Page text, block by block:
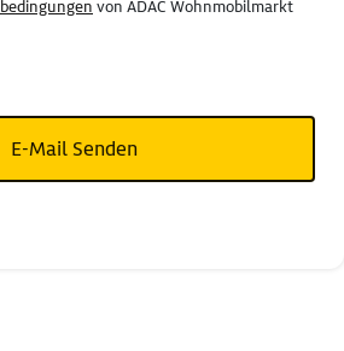
von ADAC Wohnmobilmarkt
E-Mail Senden